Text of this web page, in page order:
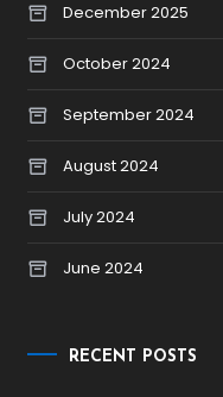
December 2025
October 2024
September 2024
August 2024
July 2024
June 2024
RECENT POSTS